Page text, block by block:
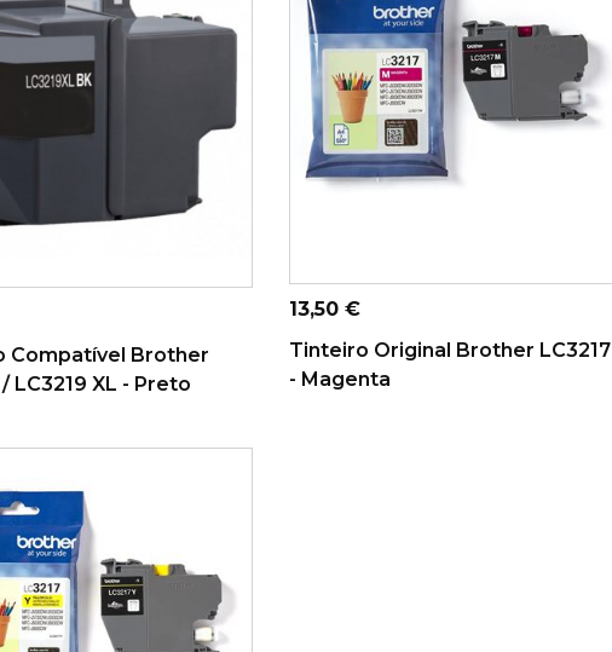
AO CARRINHO
Compatível Brother
/ LC3219 XL - Preto
ADICIONAR AO CARRINHO
Preço
13,50 €
Tinteiro Original Brother LC3217
- Magenta